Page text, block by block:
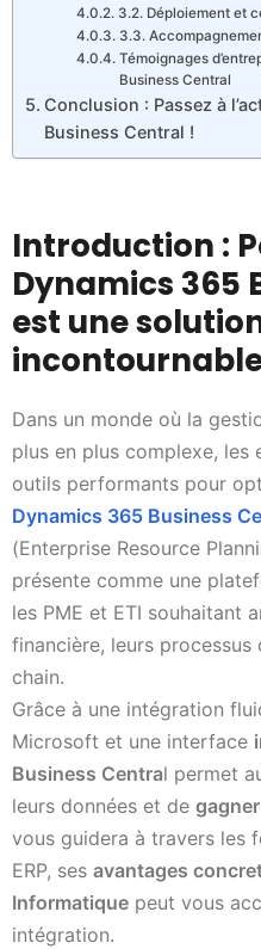
3.2. Déploiement et
3.3.
Témoignages
Business Central
Conclusion : Passez à
Business Central !
Introduction :
Dynamics 365
est une
Dans un monde où la
plus en plus complexe, les
outils performants pour
Dynamics 365 Business
(Enterprise Resource
présente comme une
les PME et ETI souhaitant
financière, leurs
chain.
Grâce à une intégration
Microsoft et une interface
Business Central permet
leurs données et de
vous guidera à travers les
ERP, ses avantages
Informatique peut vous
intégration.